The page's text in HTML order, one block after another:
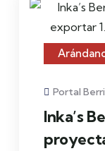
Portal
Inka’s